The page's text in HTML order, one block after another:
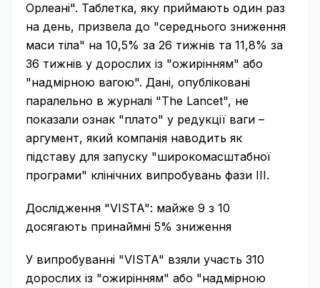
Орлеані". Таблетка, яку приймають один раз
на день, призвела до "середнього зниження
маси тіла" на 10,5% за 26 тижнів та 11,8% за
36 тижнів у дорослих із "ожирінням" або
"надмірною вагою". Дані, опубліковані
паралельно в журналі "The Lancet", не
показали ознак "плато" у редукції ваги –
аргумент, який компанія наводить як
підставу для запуску "широкомасштабної
програми" клінічних випробувань фази III.
Дослідження "VISTA": майже 9 з 10
досягають принаймні 5% зниження
У випробуванні "VISTA" взяли участь 310
дорослих із "ожирінням" або "надмірною